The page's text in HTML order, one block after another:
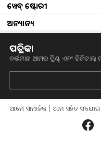
ୱେବ୍ ଷ୍ଟୋରୀ
ଅନ୍ୟାନ୍ୟ
ପତ୍ରିକା
ବର୍ତ୍ତମାନ ଆମର ପ୍ରିଣ୍ଟ୍ ଏବଂ ଡିଜିଟାଲ୍
ଆମେ ସାମାଜିକ | ଆମ ସହିତ
MFOI
ଗତ 27
ସମୟ
କୃଷି